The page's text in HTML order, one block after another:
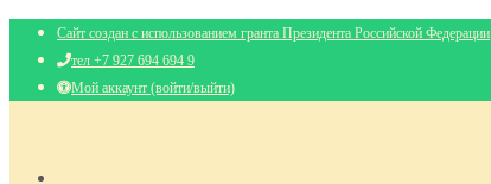
Сайт создан с использованием гранта Президента Российской Федерации
тел +7 927 694 694 9
Мой аккаунт (войти/выйти)